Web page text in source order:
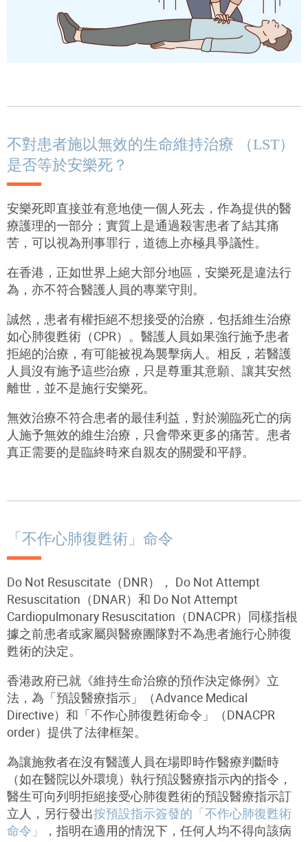
不對患者施以無效的生命維持治療 （LST）
是否等於安樂死？
安樂死即直接並有意地使一個人死去，作為提供的醫
療護理的一部分；實質上是通過殺害患者了結其痛
苦，可以視為刑事罪行，道德上亦極具爭議性。
在香港，正如世界上絕大部分地區，安樂死是違法行
為，亦不符合醫護人員的專業守則。
誠然，患者有權拒絕不想接受的治療，包括維生治療
如心肺復甦術（CPR）。醫護人員如果強行施予患者
拒絕的治療，有可能被視為襲擊病人。相反，若醫護
人員沒有施予這些治療，只是尊重其意願、讓其安然
離世，並不是施行安樂死。
無效治療不符合患者的最佳利益，對於瀕臨死亡的病
人施予無效的維生治療，只會帶來更多的痛苦。患者
真正需要的是臨終時來自親友的關愛和平靜。
「不作心肺復甦術」命令
Do Not Resuscitate （DNR）
， Do Not Attempt
Resuscitation （DNAR） 和 Do Not Attempt
Cardiopulmonary Resuscitation （DNACPR） 同樣指根
據之前患者或家屬與醫療團隊對不為患者施行心肺復
甦術的決定。
香港政府已就《維持生命治療的預作決定條例》立
法，為「預設醫療指示」（Advance Medical
Directive）和「不作心肺復甦術命令」（DNACPR
order）提供了法律框架。
為讓施救者在沒有醫護人員在場即時作醫療判斷時
（如在醫院以外環境）執行預設醫療指示內的指令，
醫生可向列明拒絕接受心肺復甦術的預設醫療指示訂
立人，另行發出按預設指示簽發的「不作心肺復甦術
命令」
，指明在適用的情況下，任何人均不得向該病